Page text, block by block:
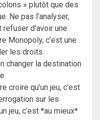
» plutôt que des
Ne pas l’analyser,
refuser d’avoir une
Monopoly, c’est une
les droits
changer la destination
croire qu’un jeu, c’est
sur les
jeu, c’est *au mieux*